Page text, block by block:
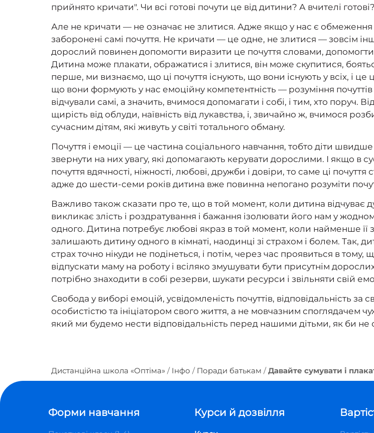
прийнято кричати". Чи всі готові почути це від дитини? А вчителі готові?
Але не кричати — не означає не злитися. Адже якщо у нас є обмеження
заборонені самі почуття. Не кричати — це одне, не злитися — зовсім
дорослий повинен допомогти виразити це почуття словами,
Дитина може плакати, ображатися і злитися, він може скупитися,
перше, ми визнаємо, що ці почуття існують, що вони існують у всіх, і
що вони формують у нас емоційну компетентність — розуміння
відчували самі, а значить, вчимося допомагати і собі, і тим, хто поруч.
щирість від облуди, наївність від лукавства, і, звичайно ж, вчимося
сучасним дітям, які живуть у світі тотального обману.
Почуття і емоції — це частина соціального навчання, тобто діти
звернути на них увагу, які допомагають керувати дорослими. І якщо в
почуття вдячності, ніжності, любові, дружби і довіри, то саме ці
адже до шести-семи років дитина вже повинна непогано розуміти
Важливо також сказати про те, що в той момент, коли дитина відчуває
викликає злість і роздратування і бажання ізолювати його нам у
одного. Дитина потребує любові якраз в той момент, коли найменше її
залишають дитину одного в кімнаті, наодинці зі страхом і болем. Так,
страх точно нікуди не подінеться, і потім, через час проявиться в
відпускати маму на роботу і всіляко змушувати бути присутнім
потрібно знаходити в собі резерви, шукати ресурси і звільняти свій
Свобода у виборі емоцій, усвідомленість почуттів, відповідальність
особистістю та ініціатором свого життя, а не мовчазним споглядачем
який ми будемо нести відповідальність перед нашими дітьми, як би не
Дистанційна школа «Оптіма» Інфо Поради батькам Давайте сумувати і
Форми навчання Курси й дозвілля